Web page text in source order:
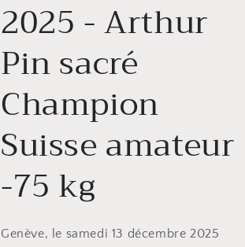
2025 - Arthur
Pin sacré
Champion
Suisse amateur
-75 kg
Genève, le samedi 13 décembre 2025